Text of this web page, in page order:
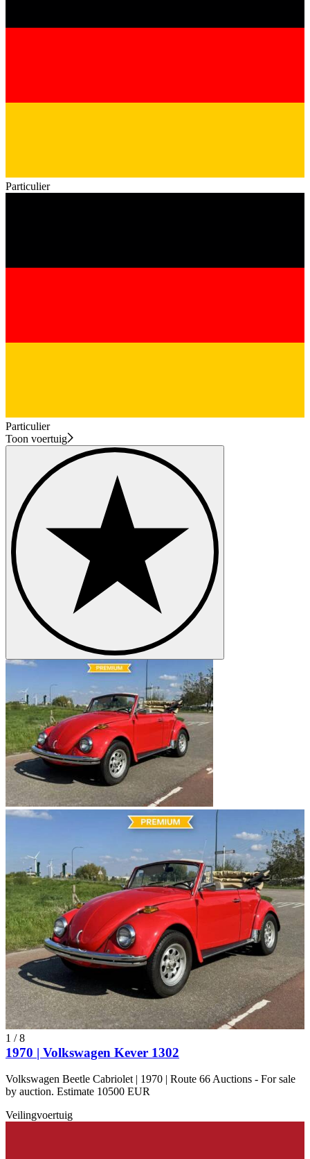
Particulier
Particulier
Toon voertuig
1 /8
1970 | Volkswagen Kever 1302
Volkswagen Beetle Cabriolet | 1970 | Route 66 Auctions - For sale
by auction. Estimate 10500 EUR
Veilingvoertuig